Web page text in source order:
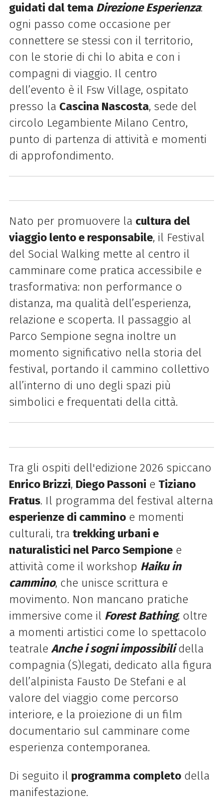
guidati dal tema Direzione Esperienza:
ogni passo come occasione per
connettere se stessi con il territorio,
con le storie di chi lo abita e con i
compagni di viaggio. Il centro
dell’evento è il Fsw Village, ospitato
presso la Cascina Nascosta, sede del
circolo Legambiente Milano Centro,
punto di partenza di attività e momenti
di approfondimento.
Nato per promuovere la cultura del
viaggio lento e responsabile, il Festival
del Social Walking mette al centro il
camminare come pratica accessibile e
trasformativa: non performance o
distanza, ma qualità dell’esperienza,
relazione e scoperta. Il passaggio al
Parco Sempione segna inoltre un
momento significativo nella storia del
festival, portando il cammino collettivo
all’interno di uno degli spazi più
simbolici e frequentati della città.
Tra gli ospiti dell'edizione 2026 spiccano
Enrico Brizzi, Diego Passoni e Tiziano
Fratus. Il programma del festival alterna
esperienze di camminoe momenti
culturali, tra trekking urbani e
naturalistici nel Parco Sempionee
attività come il workshop Haiku in
cammino, che unisce scrittura e
movimento. Non mancano pratiche
immersive come il Forest Bathing, oltre
a momenti artistici come lo spettacolo
teatrale Anche i sogni impossibilidella
compagnia (S)legati, dedicato alla figura
dell’alpinista Fausto De Stefani e al
valore del viaggio come percorso
interiore, e la proiezione di un film
documentario sul camminare come
esperienza contemporanea.
Di seguito il programma completodella
manifestazione.